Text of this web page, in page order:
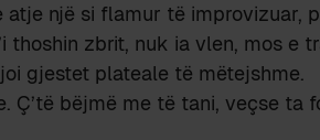
një si flamur të improvizuar,
thoshin zbrit, nuk ia vlen, mos e
gjestet plateale të mëtejshme.
Ç’të bëjmë me të tani, veçse ta